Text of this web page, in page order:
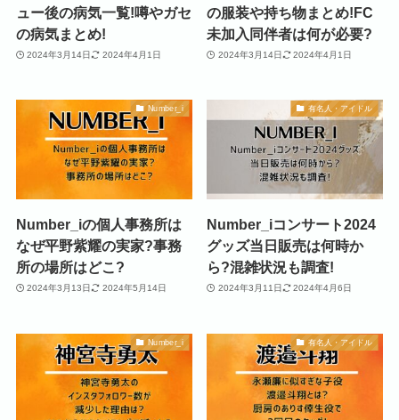
ュー後の病気一覧!噂やガセ
の病気まとめ!
2024年3月14日 2024年4月1日
の服装や持ち物まとめ!FC
未加入同伴者は何が必要?
2024年3月14日 2024年4月1日
Number_i
Number_iの個人事務所は
なぜ平野紫耀の実家?事務
所の場所はどこ?
2024年3月13日 2024年5月14日
有名人・アイドル
Number_iコンサート2024
グッズ当日販売は何時か
ら?混雑状況も調査!
2024年3月11日 2024年4月6日
Number_i 有名人・アイドル